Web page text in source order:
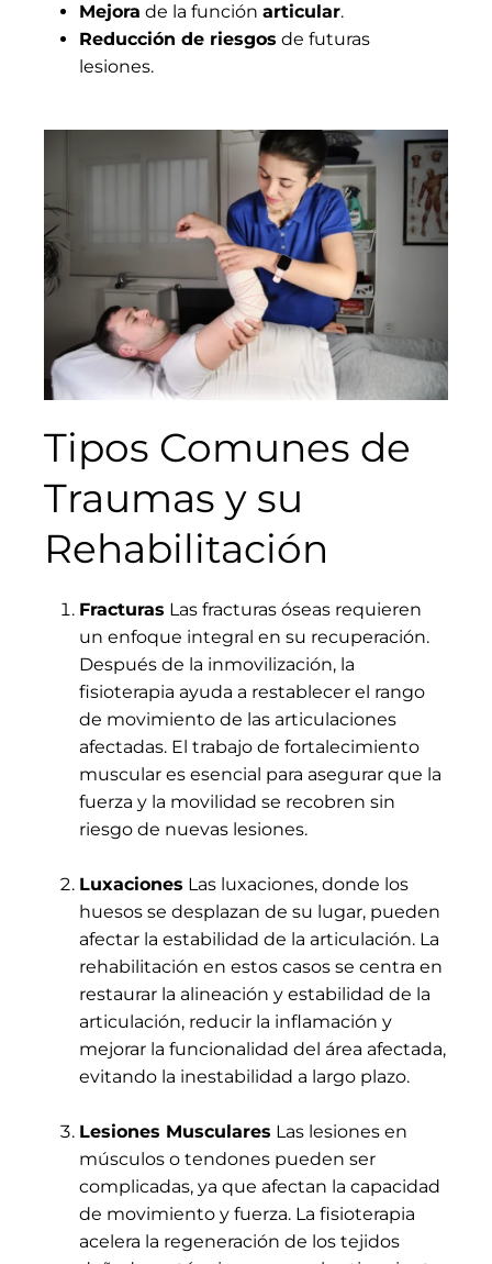
Mejora de la función articular.
Reducción de riesgos de futuras
lesiones.
Tipos Comunes de
Traumas y su
Rehabilitación
Fracturas Las fracturas óseas requieren
un enfoque integral en su recuperación.
Después de la inmovilización, la
fisioterapia ayuda a restablecer el rango
de movimiento de las articulaciones
afectadas. El trabajo de fortalecimiento
muscular es esencial para asegurar que la
fuerza y la movilidad se recobren sin
riesgo de nuevas lesiones.
Luxaciones Las luxaciones, donde los
huesos se desplazan de su lugar, pueden
afectar la estabilidad de la articulación. La
rehabilitación en estos casos se centra en
restaurar la alineación y estabilidad de la
articulación, reducir la inflamación y
mejorar la funcionalidad del área afectada,
evitando la inestabilidad a largo plazo.
Lesiones Musculares Las lesiones en
músculos o tendones pueden ser
complicadas, ya que afectan la capacidad
de movimiento y fuerza. La fisioterapia
acelera la regeneración de los tejidos